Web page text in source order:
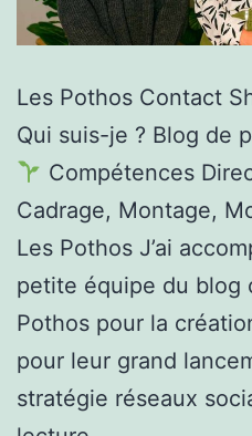
Les Pothos Contact
Qui suis-je ? Blog de
Compétences
Cadrage, Montage,
Les Pothos J’ai
petite équipe du blog
Pothos pour la
pour leur grand
stratégie réseaux